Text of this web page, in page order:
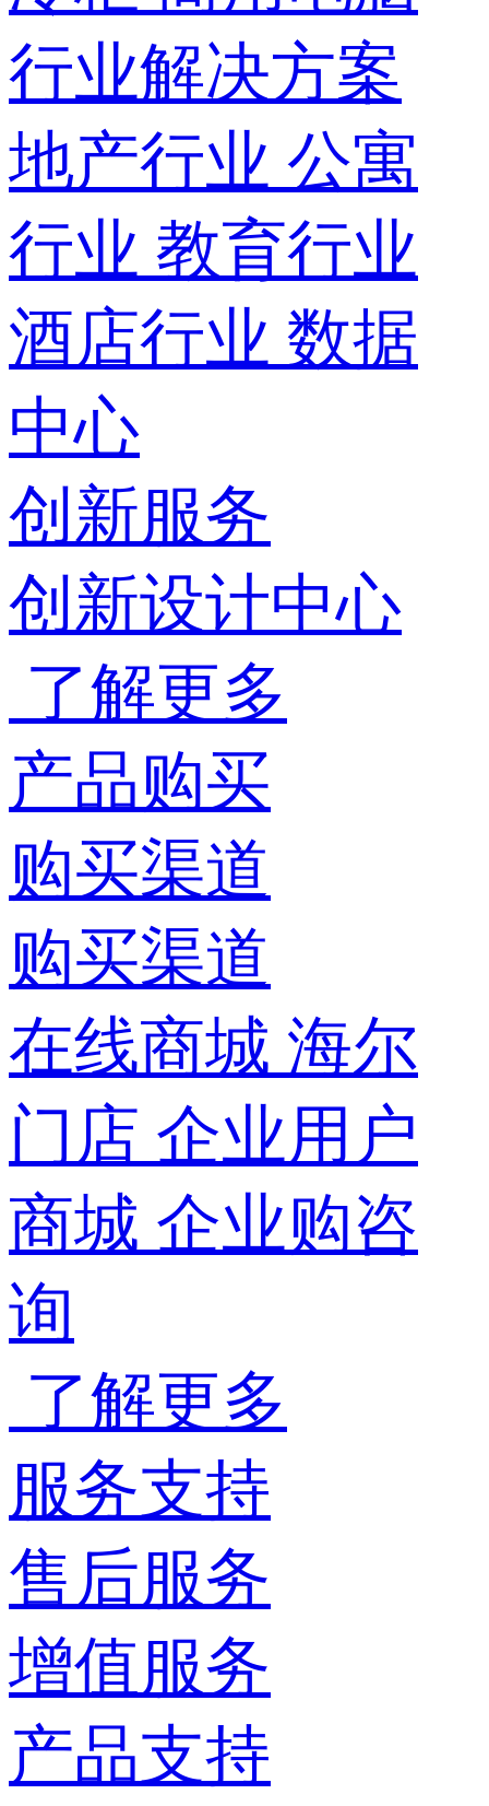
行业解决方案
地产行业 公寓
行业 教育行业
酒店行业 数据
中心
创新服务
创新设计中心
了解更多
产品购买
购买渠道
购买渠道
在线商城 海尔
门店 企业用户
商城 企业购咨
询
了解更多
服务支持
售后服务
增值服务
产品支持